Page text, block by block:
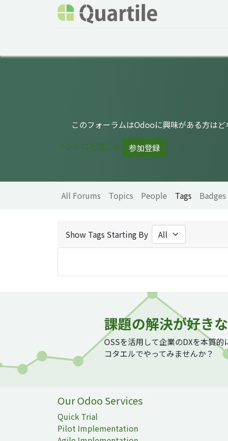
このフォーラムはOdooに興味がある方は
イントロを閉じる
参加登録
All Forums Topics People Tags Badges
Show Tags Starting By
課題の解決が好き
OSSを活用して企業のDXを本質的
コタエルでやってみませんか？
Our Odoo Services
Quick Trial
Pilot Implementation